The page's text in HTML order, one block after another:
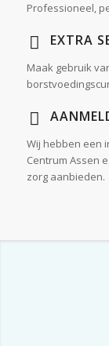
Professioneel,
EXTRA
Maak gebruik
Wij hebben een
Centrum Assen
zorg aanbieden.